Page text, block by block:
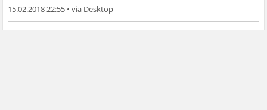
15.02.2018 22:55 •